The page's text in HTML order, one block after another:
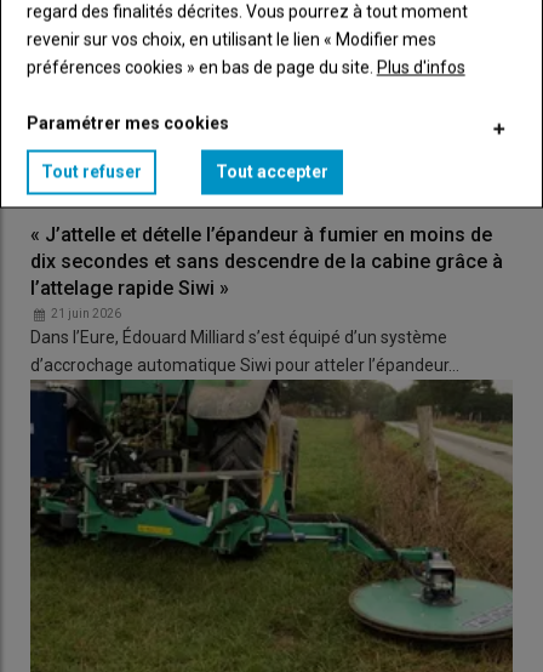
« J’attelle et dételle l’épandeur à fumier en moins de
dix secondes et sans descendre de la cabine grâce à
l’attelage rapide Siwi »
21 juin 2026
Dans l’Eure, Édouard Milliard s’est équipé d’un système
d’accrochage automatique Siwi pour atteler l’épandeur…
regard des finalités décrites. Vous pourrez à tout moment
revenir sur vos choix, en utilisant le lien « Modifier mes
préférences cookies » en bas de page du site. Plus d'infos
Paramétrer mes cookies
Tout refuser Tout accepter